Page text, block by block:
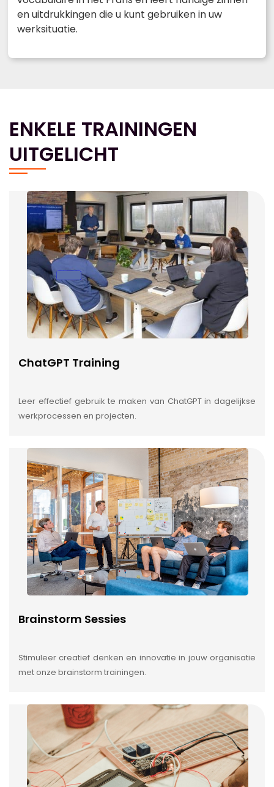
en uitdrukkingen die u kunt gebruiken in uw
werksituatie.
ENKELE TRAININGEN
UITGELICHT
ChatGPT Training
Leer effectief gebruik te maken van ChatGPT in dagelijkse
werkprocessen en projecten.
Brainstorm Sessies
Stimuleer creatief denken en innovatie in jouw organisatie
met onze brainstorm trainingen.